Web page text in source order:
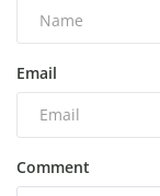
Email
Comment